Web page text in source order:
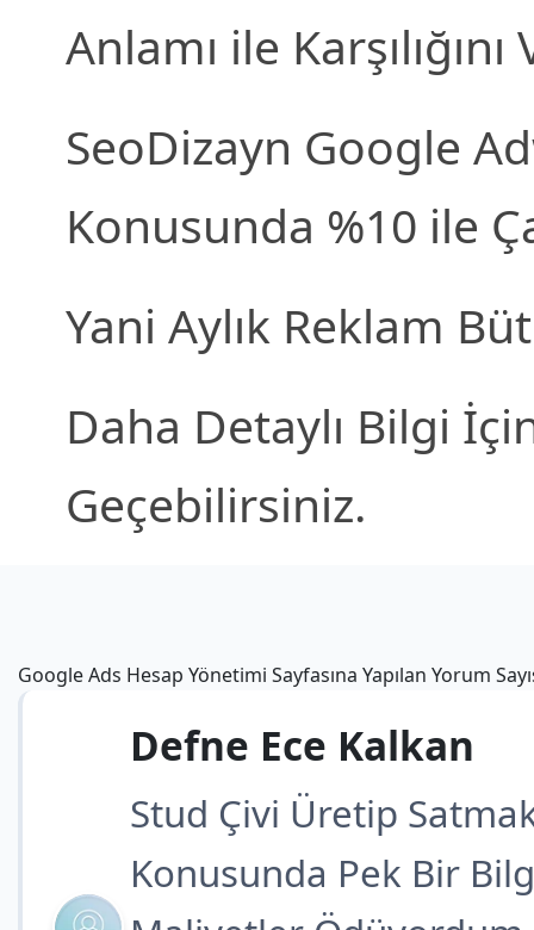
Anlamı ile
SeoDizayn Google
Konusunda %10 ile
Yani Aylık Reklam
Daha Detaylı Bilgi
Geçebilirsiniz.
Google Ads Hesap Yönetimi Sayfasına Yapılan Yorum
Defne Ece Kalkan
Stud Çivi Üretip
Konusunda Pek Bir